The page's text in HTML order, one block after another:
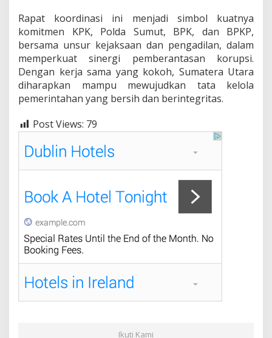
Rapat koordinasi ini menjadi simbol kuatnya
komitmen KPK, Polda Sumut, BPK, dan BPKP,
bersama unsur kejaksaan dan pengadilan, dalam
memperkuat sinergi pemberantasan korupsi.
Dengan kerja sama yang kokoh, Sumatera Utara
diharapkan mampu mewujudkan tata kelola
pemerintahan yang bersih dan berintegritas.
Post Views: 79
Ikuti Kami